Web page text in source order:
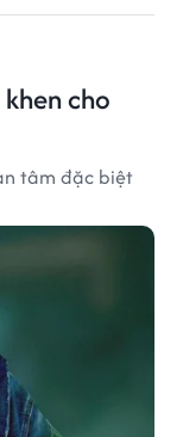
cho
tâm đặc biệt